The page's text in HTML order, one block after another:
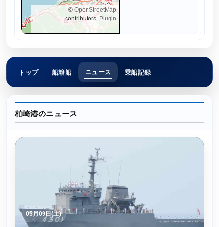
©OpenStreetMap
contributors. Plugin
トップ 船籍船 ニュース 乗船記録
柏崎港のニュース
05月09日(土)